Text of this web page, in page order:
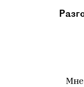
Мне